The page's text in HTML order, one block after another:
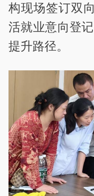
构现场签订双
活就业意向登
提升路径。